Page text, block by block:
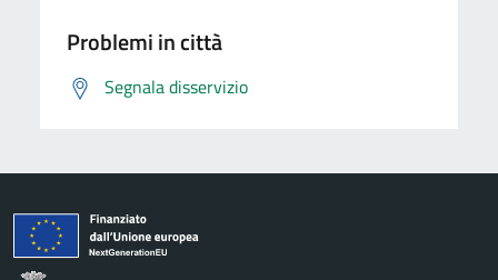
Problemi in città
Segnala disservizio